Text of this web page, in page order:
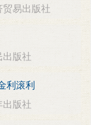
易出版社
出版社
利滚利
出版社